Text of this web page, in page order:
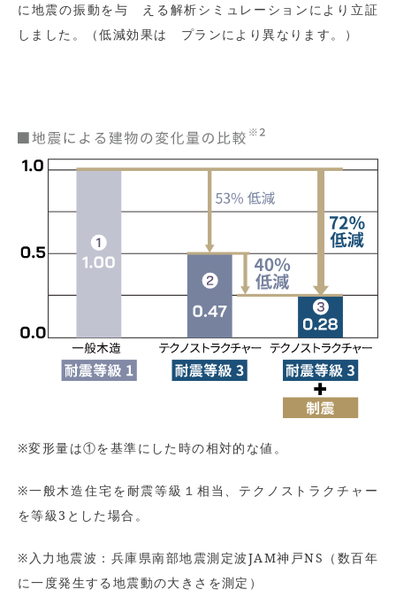
に地震の振動を与 える解析シミュレーションにより立証
しました。（低減効果は プランにより異なります。）
※変形量は①を基準にした時の相対的な値。
※一般木造住宅を耐震等級１相当、テクノストラクチャー
を等級3とした場合。
※入力地震波：兵庫県南部地震測定波JAM神戸NS（数百年
に一度発生する地震動の大きさを測定）